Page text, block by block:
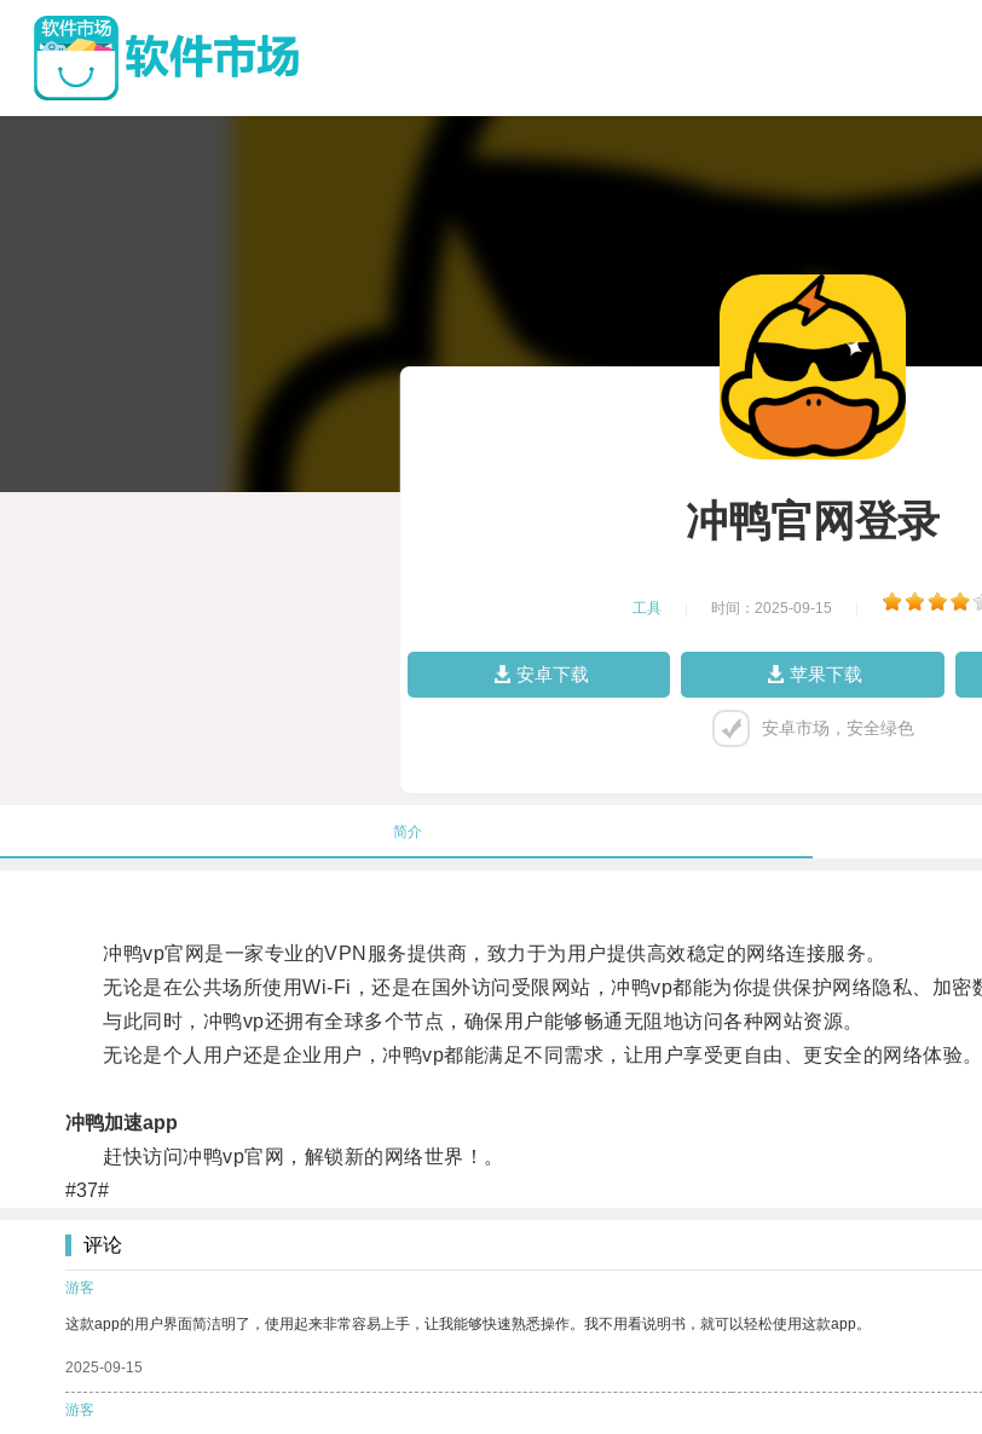
冲鸭官网登录
工具 时间：2025-09-15
安卓下载 苹果下载
安卓市场，安全绿色
简介
冲鸭vp官网是一家专业的VPN服务提供商，致力于为用户提供高效稳定的网络连接服务。
无论是在公共场所使用Wi-Fi，还是在国外访问受限网站，冲鸭vp都能为你提供保护网络隐私、加密
与此同时，冲鸭vp还拥有全球多个节点，确保用户能够畅通无阻地访问各种网站资源。
无论是个人用户还是企业用户，冲鸭vp都能满足不同需求，让用户享受更自由、更安全的网络体验。
冲鸭加速app
赶快访问冲鸭vp官网，解锁新的网络世界！。
#37#
评论
游客
这款app的用户界面简洁明了，使用起来非常容易上手，让我能够快速熟悉操作。我不用看说明书，就可以轻松使用这款app。
2025-09-15
游客